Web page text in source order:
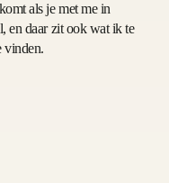
als je met me in
en daar zit ook wat ik te
vinden.